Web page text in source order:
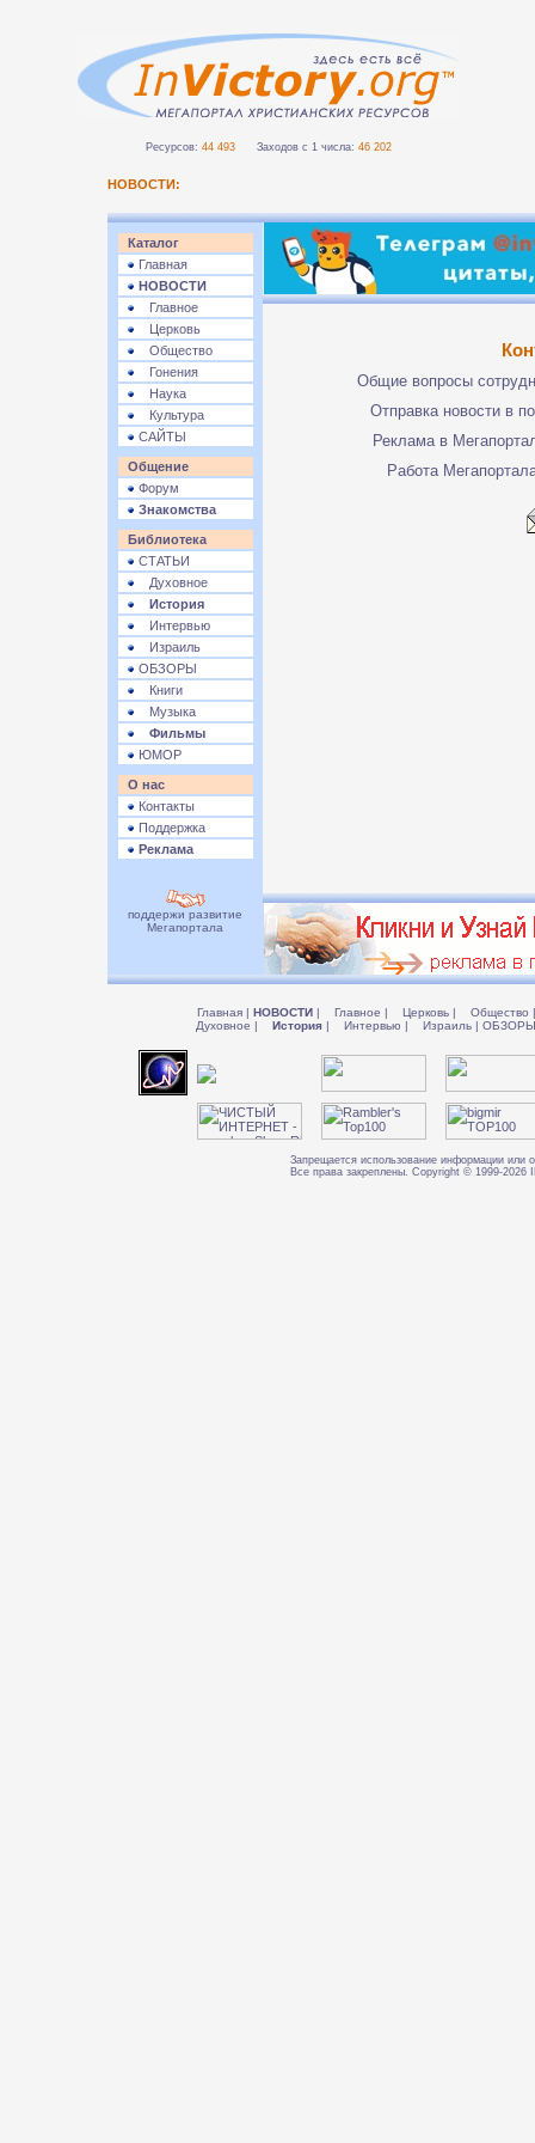
Ресурсов: 44 493 Заходов с 1 числа: 46 202
НОВОСТИ:
Каталог
Главная
НОВОСТИ
Главное
Церковь
Общество
Гонения
Наука
Культура
САЙТЫ
Общение
Форум
Знакомства
Библиотека
СТАТЬИ
Духовное
История
Интервью
Израиль
ОБЗОРЫ
Книги
Музыка
Фильмы
ЮМОР
О нас
Контакты
Поддержка
Реклама
Общие вопросы
Отправка новости в
Реклама в
Работа
поддержи развитие
Мегапортала
Главная | НОВОСТИ | Главное | Церковь | Общество |
Духовное | История | Интервью | Израиль |
Запрещается использование информации или
Все права закреплены. Copyright © 1999-